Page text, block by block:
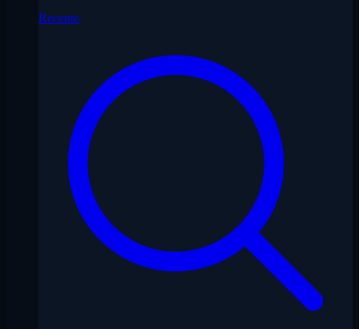
Recente